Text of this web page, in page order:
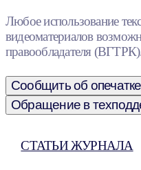
Любое использование
видеоматериалов
правообладателя
Сообщить об опечатке
Обращение в
СТАТЬИ ЖУРНАЛА